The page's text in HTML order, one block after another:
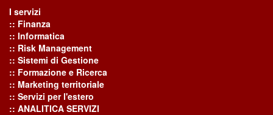
I servizi
:: Finanza
:: Informatica
:: Risk Management
:: Sistemi di Gestione
:: Formazione e Ricerca
:: Marketing territoriale
:: Servizi per l'estero
:: ANALITICA SERVIZI